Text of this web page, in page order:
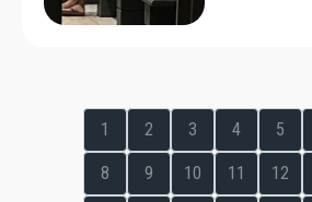
1 2 3 4 5
8 9 10 11 12